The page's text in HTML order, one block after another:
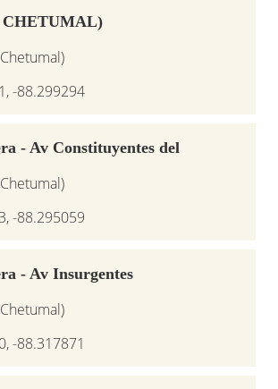
CHETUMAL)
-88.299294
- Av Constituyentes del
-88.295059
- Av Insurgentes
-88.317871